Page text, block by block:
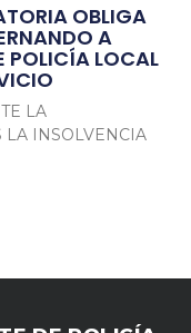
OBLIGA
A
POLICÍA LOCAL
LA
LA INSOLVENCIA